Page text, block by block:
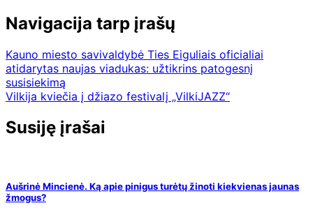
Navigacija tarp įrašų
Kauno miesto savivaldybė Ties Eiguliais oficialiai
atidarytas naujas viadukas: užtikrins patogesnį
susisiekimą
Vilkija kviečia į džiazo festivalį „VilkiJAZZ“
Susiję įrašai
Aušrinė Mincienė. Ką apie pinigus turėtų žinoti kiekvienas jaunas
žmogus?